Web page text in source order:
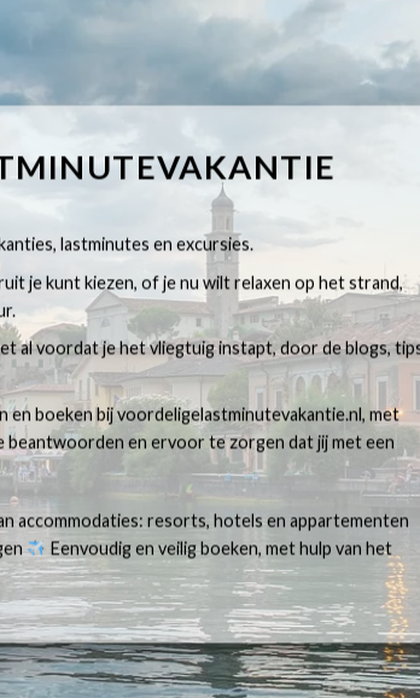
lastminutes en excursies.
je kunt kiezen, of je nu wilt relaxen op het strand,
al voordat je het vliegtuig instapt, door de blogs,
en boeken bij voordeligelastminutevakantie.nl, met
beantwoorden en ervoor te zorgen dat jij met een
accommodaties: resorts, hotels en appartementen
Eenvoudig en veilig boeken, met hulp van het